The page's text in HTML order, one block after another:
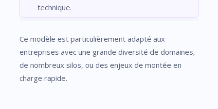
technique.
Ce modèle est particulièrement adapté aux
entreprises avec une grande diversité de domaines,
de nombreux silos, ou des enjeux de montée en
charge rapide.